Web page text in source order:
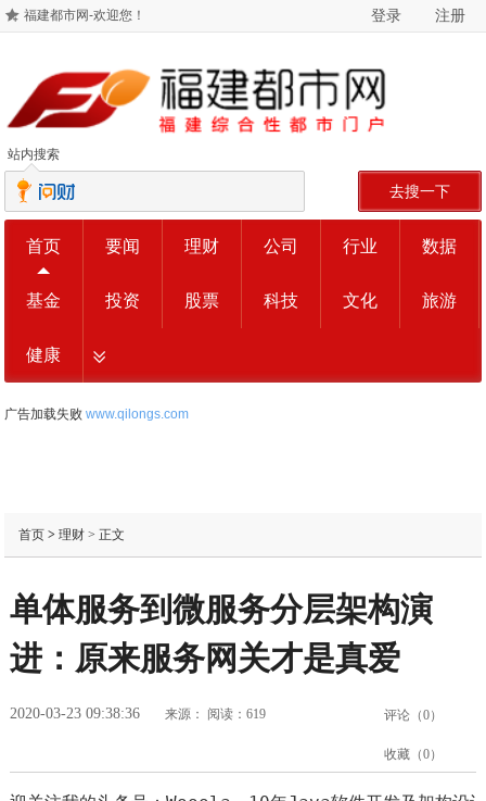
福建都市网-欢迎您！ 登录 注册
站内搜索
去搜一下
首页 要闻 理财 公司 行业 数据
基金 投资 股票 科技 文化 旅游
健康
广告加载失败www.qilongs.com
首页> 理财> 正文
单体服务到微服务分层架构演
进：原来服务网关才是真爱
2020-03-23 09:38:36 来源： 阅读：619 评论（0）
收藏（0）